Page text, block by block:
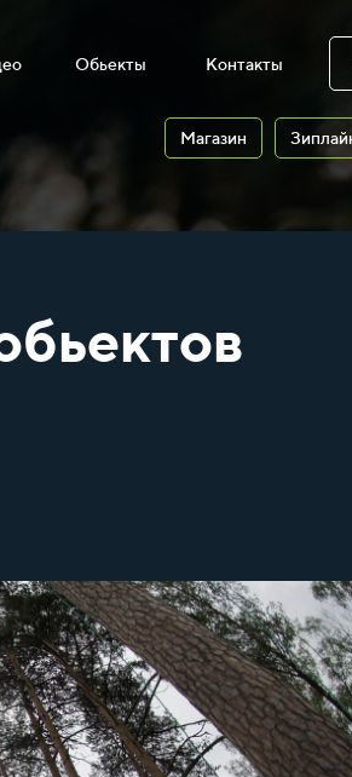
Обьекты Контакты
Магазин